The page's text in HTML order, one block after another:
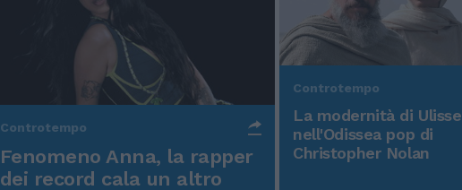
Controtempo
Fenomeno Anna, la rapper
dei record cala un altro
Controtempo
La modernità di Ulisse
nell'Odissea pop di
Christopher Nolan